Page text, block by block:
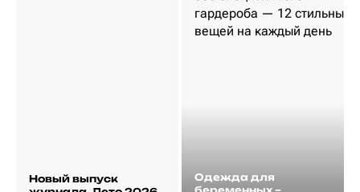
Новый выпуск
Одежда для